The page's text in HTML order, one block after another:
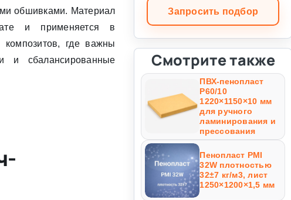
обшивками. Материал
и применяется в
композитов, где важны
и сбалансированные
Запросить подбор
Смотрите также
ПВХ-пенопласт
Р60/10
1220×1150×10 мм
для ручного
ламинирования и
прессования
Пенопласт PMI
32W плотностью
32±7 кг/м3, лист
1250×1200×1,5 мм